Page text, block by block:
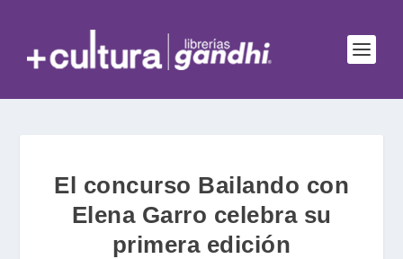
El concurso Bailando con
Elena Garro celebra su
primera edición